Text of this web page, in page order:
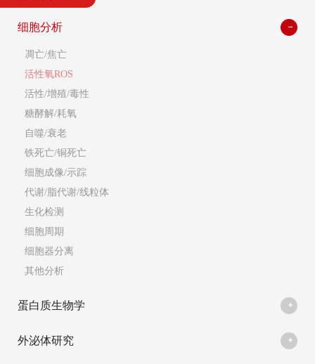
细胞分析
凋亡/焦亡
活性氧ROS
活性/增殖/毒性
糖酵解/耗氧
自噬/衰老
铁死亡/铜死亡
细胞成像/示踪
代谢/脂代谢/线粒体
生化检测
细胞周期
细胞器分离
其他分析
蛋白质生物学
外泌体研究